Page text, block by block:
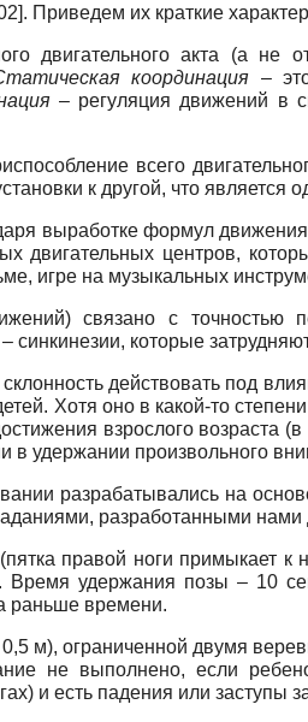
]. Приведем их краткие
двигательного акта (а не
координация –
– регуляция движений в
всего
к другой, что является
выработке формул
центров,
игре на музыкальных
связано с точностью
которые
действовать под
Хотя оно в какой-то
взрослого возраста
в удержании произвольного
разрабатывались на
разработанными нами
правой ноги примыкает
Время удержания позы – 10
раньше времени.
м), ограниченной двумя
не выполнено, если
и есть падения или заступы